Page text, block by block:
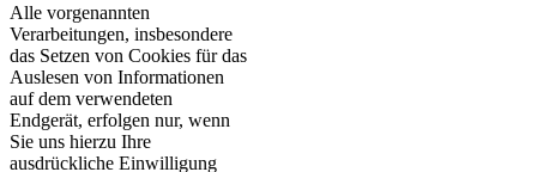
Alle vorgenannten
Verarbeitungen, insbesondere
das Setzen von Cookies für das
Auslesen von Informationen
auf dem verwendeten
Endgerät, erfolgen nur, wenn
Sie uns hierzu Ihre
ausdrückliche Einwilligung